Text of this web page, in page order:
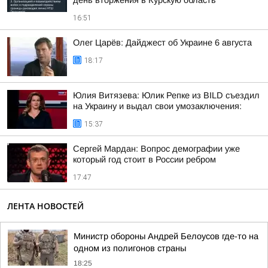
16:51
Олег Царёв: Дайджест об Украине 6 августа
18:17
Юлия Витязева: Юлик Репке из BILD съездил
на Украину и выдал свои умозаключения:
15:37
Сергей Мардан: Вопрос демографии уже
который год стоит в России ребром
17:47
ЛЕНТА НОВОСТЕЙ
Министр обороны Андрей Белоусов где-то на
одном из полигонов страны
18:25